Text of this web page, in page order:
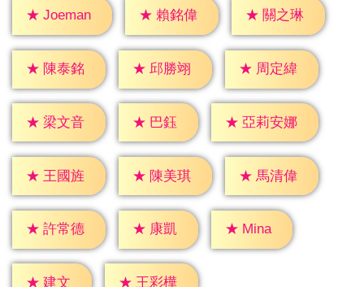
★ Joeman ★ 賴銘偉 ★ 關之琳
★ 陳泰銘 ★ 邱勝翊 ★ 周定緯
★ 梁文音 ★ 巴鈺 ★ 亞莉安娜
★ 王國旌 ★ 陳美琪 ★ 馬清偉
★ 許常德 ★ 康凱 ★ Mina
★ 建文 ★ 王彩樺